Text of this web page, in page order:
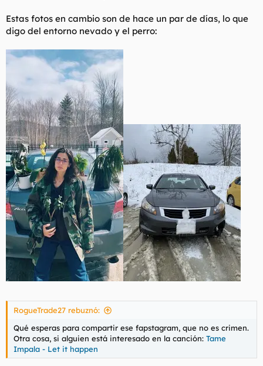
Estas fotos en cambio son de hace un par de días, lo que
digo del entorno nevado y el perro:
RogueTrade27 rebuznó:
Qué esperas para compartir ese fapstagram, que no es crimen.
Otra cosa, si alguien está interesado en la canción: Tame
Impala - Let it happen